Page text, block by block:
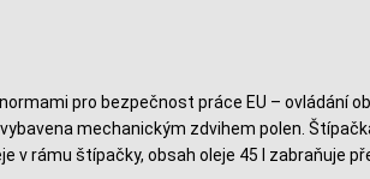
pro bezpečnost práce EU – ovládání
mechanickým zdvihem polen.
rámu štípačky, obsah oleje 45 l zabraňuje